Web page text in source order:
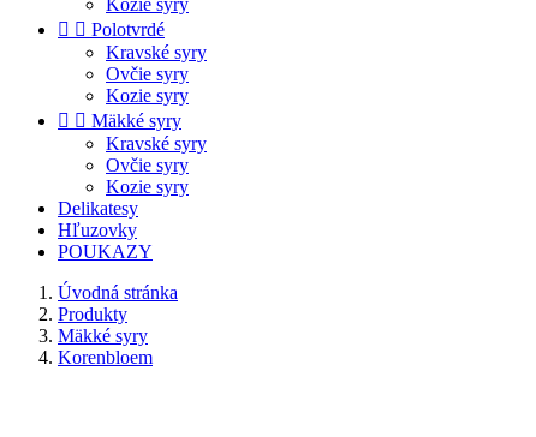
Kozie syry
  Polotvrdé
Kravské syry
Ovčie syry
Kozie syry
  Mäkké syry
Kravské syry
Ovčie syry
Kozie syry
Delikatesy
Hľuzovky
POUKAZY
Úvodná stránka
Produkty
Mäkké syry
Korenbloem